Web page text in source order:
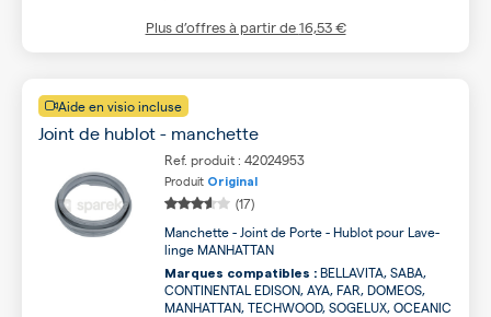
Plus d’offres à partir de16,53 €
Aide en visio incluse
Joint de hublot - manchette
Ref. produit : 42024953
Produit Original
(17)
Manchette - Joint de Porte - Hublot pour Lave-
linge MANHATTAN
Marques compatibles : BELLAVITA, SABA,
CONTINENTAL EDISON, AYA, FAR, DOMEOS,
MANHATTAN, TECHWOOD, SOGELUX, OCEANIC